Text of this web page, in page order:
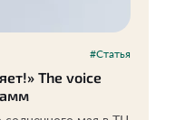
#Статья
The voice